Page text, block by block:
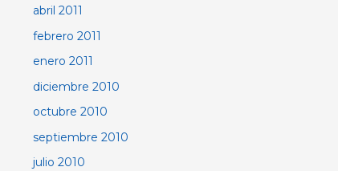
abril 2011
febrero 2011
enero 2011
diciembre 2010
octubre 2010
septiembre 2010
julio 2010